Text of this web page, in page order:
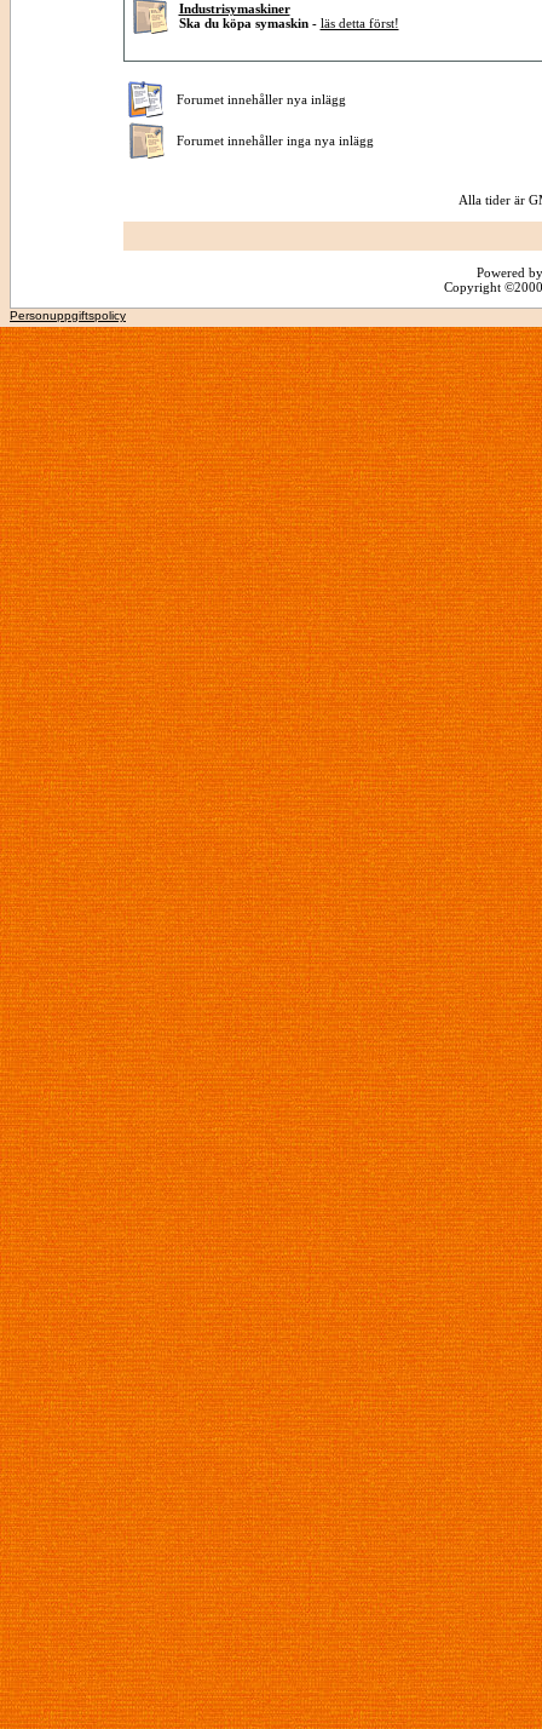
Industrisymaskiner
Ska du köpa symaskin - läs detta först!
Forumet innehåller nya inlägg
Forumet innehåller inga nya inlägg
Alla tider är
Powered
Copyright
Personuppgiftspolicy